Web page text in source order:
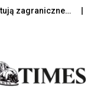
Jak